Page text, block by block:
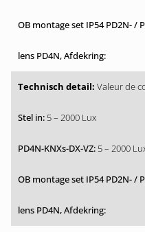
Valeur de
5 – 2000 Lux
5 – 2000